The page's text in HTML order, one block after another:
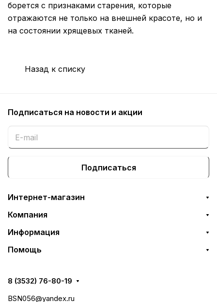
борется с признаками старения, которые
отражаются не только на внешней красоте, но и
на состоянии хрящевых тканей.
Назад к списку
Подписаться на новости и акции
Подписаться
Интернет-магазин
Компания
Информация
Помощь
8 (3532) 76-80-19
BSN056@yandex.ru